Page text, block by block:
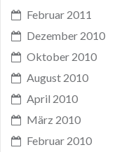
Februar 2011
Dezember 2010
Oktober 2010
August 2010
April 2010
März 2010
Februar 2010